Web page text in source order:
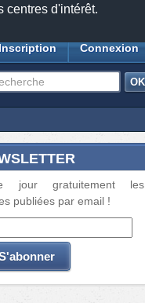
centres d'intérêt.
-392lecteurs connectés
Connexion
jour gratuitement les
publiées par email !